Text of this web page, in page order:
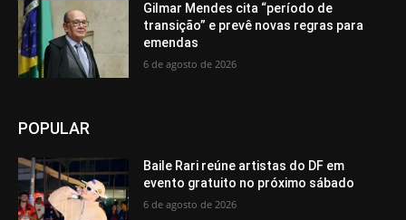
Gilmar Mendes cita “período de
transição” e prevê novas regras para
emendas
6 de agosto de 2026
POPULAR
Baile Rari reúne artistas do DF em
evento gratuito no próximo sábado
6 de agosto de 2026